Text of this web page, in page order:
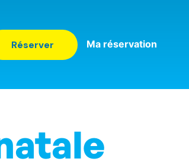
Réserver Ma réservation